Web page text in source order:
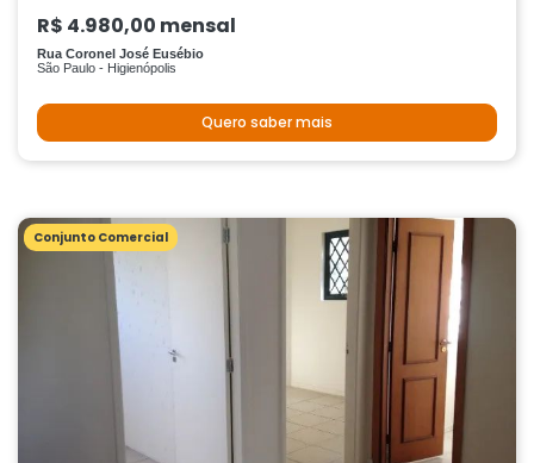
R$ 4.980,00 mensal
Rua Coronel José Eusébio
São Paulo - Higienópolis
Quero saber mais
Conjunto Comercial